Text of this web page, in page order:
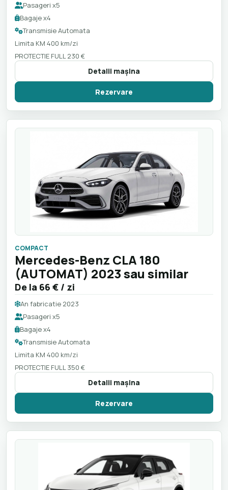
Pasageri x5
Bagaje x4
Transmisie Automata
Limita KM 400 km/zi
PROTECTIE FULL 230 €
Detalii maşina
Rezervare
COMPACT
Mercedes-Benz CLA 180
(AUTOMAT) 2023 sau similar
De la 66 € / zi
An fabricatie 2023
Pasageri x5
Bagaje x4
Transmisie Automata
Limita KM 400 km/zi
PROTECTIE FULL 350 €
Detalii maşina
Rezervare